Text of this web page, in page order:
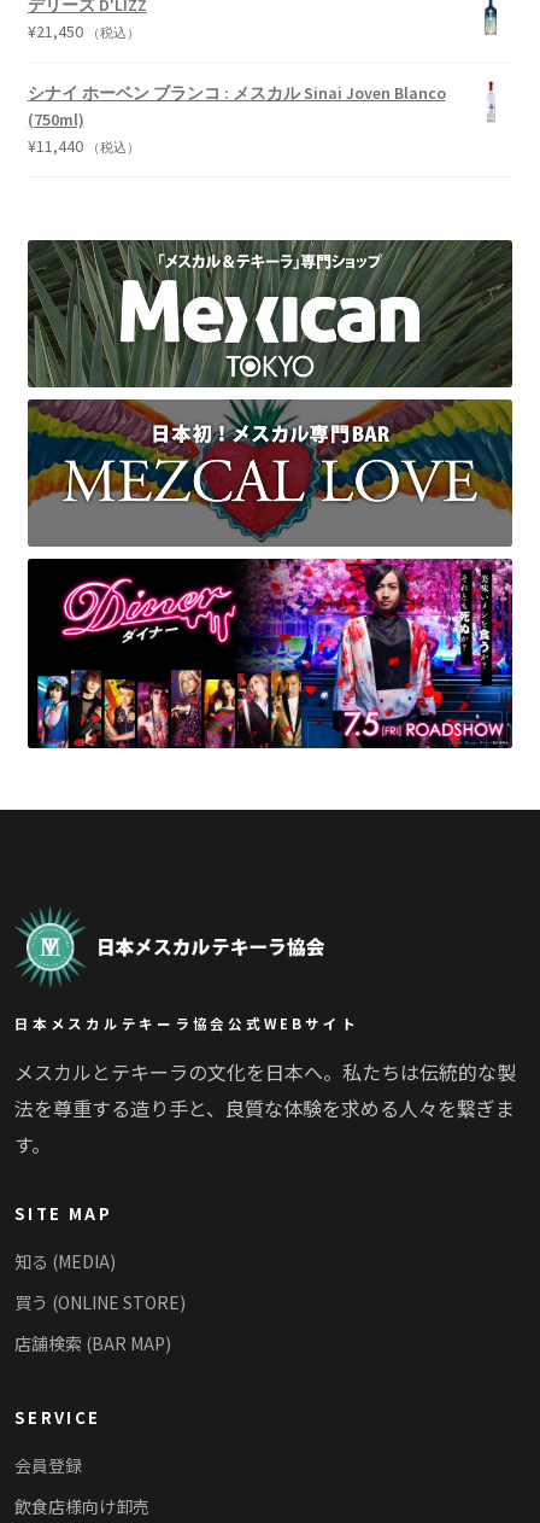
デリーズ D'LIZZ
¥21,450 （税込）
シナイ ホーベン ブランコ : メスカル Sinai Joven Blanco
(750ml)
¥11,440 （税込）
日本メスカルテキーラ協会公式WEBサイト
メスカルとテキーラの文化を日本へ。私たちは伝統的な製
法を尊重する造り手と、良質な体験を求める人々を繋ぎま
す。
SITE MAP
知る (MEDIA)
買う (ONLINE STORE)
店舗検索 (BAR MAP)
SERVICE
会員登録
飲食店様向け卸売